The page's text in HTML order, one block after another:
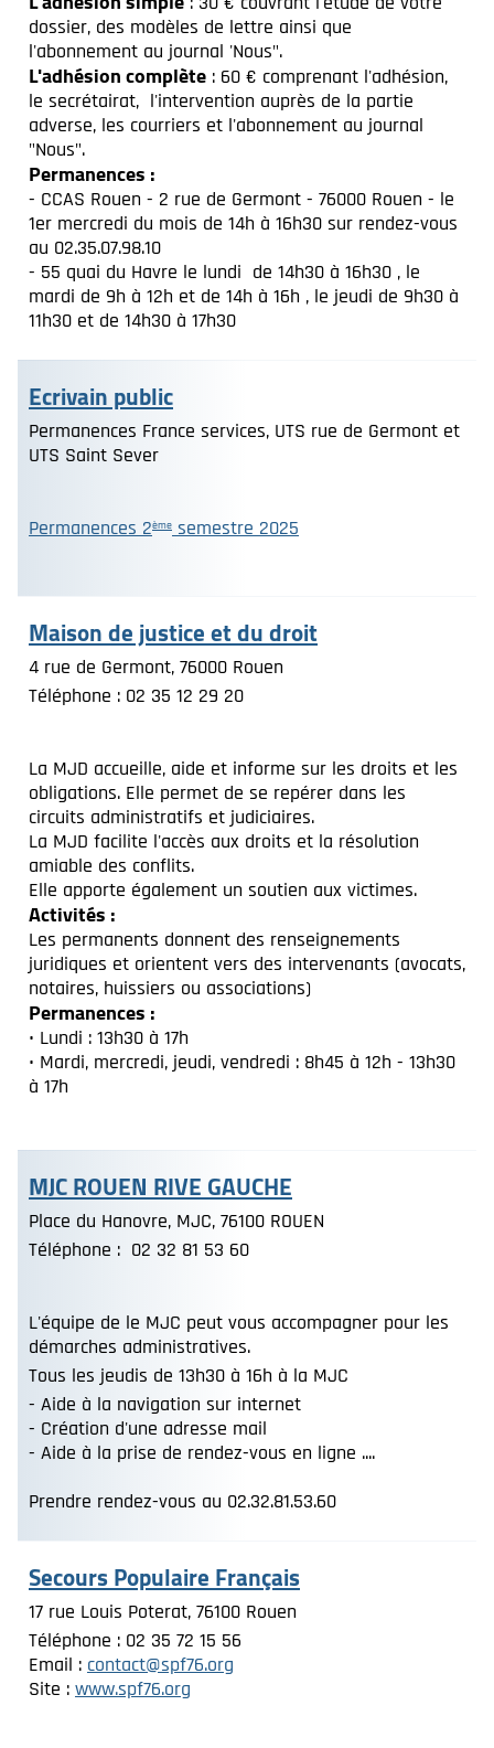
dossier, des modèles de lettre ainsi que
l'abonnement au journal 'Nous".
L'adhésion complète : 60 € comprenant l'adhésion,
le secrétairat, l'intervention auprès de la partie
adverse, les courriers et l'abonnement au journal
"Nous".
Permanences :
- CCAS Rouen - 2 rue de Germont - 76000 Rouen - le
1er mercredi du mois de 14h à 16h30 sur rendez-vous
au 02.35.07.98.10
- 55 quai du Havre le lundi de 14h30 à 16h30 , le
mardi de 9h à 12h et de 14h à 16h , le jeudi de 9h30 à
11h30 et de 14h30 à 17h30
Ecrivain public
Permanences France services, UTS rue de Germont et
UTS Saint Sever
Permanences 2ème semestre 2025
Maison de justice et du droit
4 rue de Germont, 76000 Rouen
Téléphone : 02 35 12 29 20
La MJD accueille, aide et informe sur les droits et les
obligations. Elle permet de se repérer dans les
circuits administratifs et judiciaires.
La MJD facilite l'accès aux droits et la résolution
amiable des conflits.
Elle apporte également un soutien aux victimes.
Activités :
Les permanents donnent des renseignements
juridiques et orientent vers des intervenants (avocats,
notaires, huissiers ou associations)
Permanences :
• Lundi : 13h30 à 17h
• Mardi, mercredi, jeudi, vendredi : 8h45 à 12h - 13h30
à 17h
MJC ROUEN RIVE GAUCHE
Place du Hanovre, MJC, 76100 ROUEN
Téléphone : 02 32 81 53 60
L'équipe de le MJC peut vous accompagner pour les
démarches administratives.
Tous les jeudis de 13h30 à 16h à la MJC
- Aide à la navigation sur internet
- Création d'une adresse mail
- Aide à la prise de rendez-vous en ligne ....
Prendre rendez-vous au 02.32.81.53.60
Secours Populaire Français
17 rue Louis Poterat, 76100 Rouen
Téléphone : 02 35 72 15 56
Email : contact@spf76.org
Site : www.spf76.org